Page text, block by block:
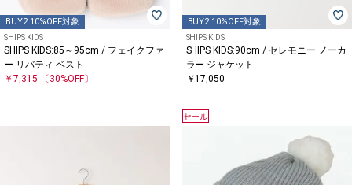
BUY2 10%OFF対象
SHIPS KIDS
SHIPS KIDS:85～95cm / フェイクファ
ー リバティ ベスト
￥7,315 〔30%OFF〕
BUY2 10%OFF対象
SHIPS KIDS
SHIPS KIDS:90cm / セレモニー ノーカ
ラー ジャケット
￥17,050
セール